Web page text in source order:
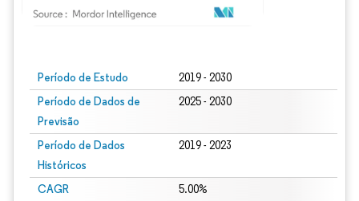
Período de Estudo 2019 - 2030
Período de Dados de
Previsão
2025 - 2030
Período de Dados
Históricos
2019 - 2023
CAGR 5.00%